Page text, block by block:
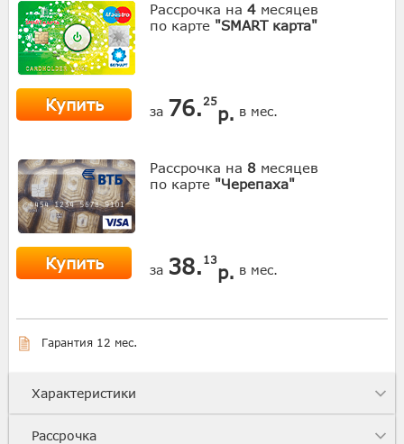
Рассрочка на 4 месяцев
по карте "SMART карта"
Купить за 76. 25
р. в мес.
Рассрочка на 8 месяцев
по карте "Черепаха"
Купить за 38. 13
р. в мес.
Гарантия 12 мес.
Характеристики
Рассрочка